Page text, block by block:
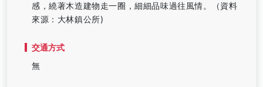
感，繞著木造建物走一圈，細細品味過往風情。（資料
來源：大林鎮公所)
交通方式
無